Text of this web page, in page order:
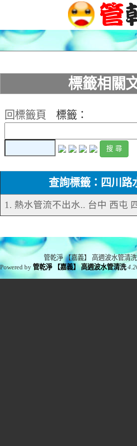
標籤相關
回標籤頁
標籤：
查詢標籤：四川路
1. 熱水管流不出水.. 台中 西屯
管乾淨 【嘉義】 高週波水管清洗
Powered by管乾淨 【嘉義】 高週波水管清洗